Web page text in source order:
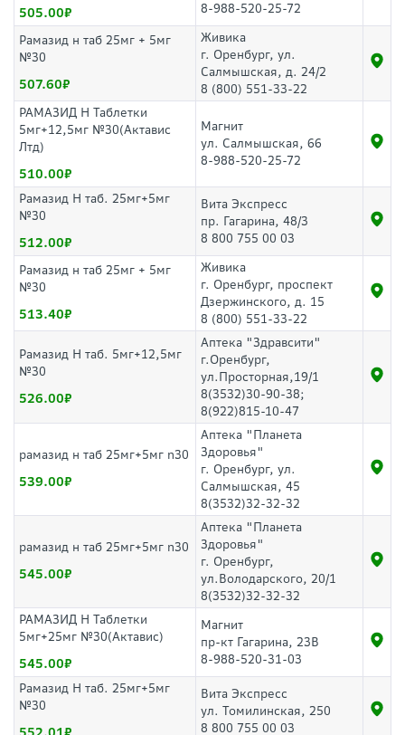
505.00
8-988-520-25-72
Рамазид н таб 25мг + 5мг
№30
507.60
Живика
г. Оренбург, ул.
Салмышская, д. 24/2
8 (800) 551-33-22
РАМАЗИД H Таблетки
5мг+12,5мг №30(Актавис
Лтд)
510.00
Магнит
ул. Салмышская, 66
8-988-520-25-72
Рамазид Н таб. 25мг+5мг
№30
512.00
Вита Экспресс
пр. Гагарина, 48/3
8 800 755 00 03
Рамазид н таб 25мг + 5мг
№30
513.40
Живика
г. Оренбург, проспект
Дзержинского, д. 15
8 (800) 551-33-22
Рамазид Н таб. 5мг+12,5мг
№30
526.00
Аптека "Здравсити"
г.Оренбург,
ул.Просторная,19/1
8(3532)30-90-38;
8(922)815-10-47
рамазид н таб 25мг+5мг n30
539.00
Аптека "Планета
Здоровья"
г. Оренбург, ул.
Салмышская, 45
8(3532)32-32-32
рамазид н таб 25мг+5мг n30
545.00
Аптека "Планета
Здоровья"
г. Оренбург,
ул.Володарского, 20/1
8(3532)32-32-32
РАМАЗИД Н Таблетки
5мг+25мг №30(Актавис)
545.00
Магнит
пр-кт Гагарина, 23В
8-988-520-31-03
Рамазид Н таб. 25мг+5мг
№30
Вита Экспресс
ул. Томилинская, 250
8 800 755 00 03